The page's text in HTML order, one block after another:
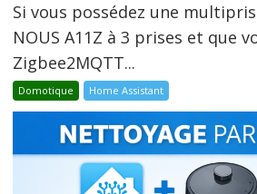
Si vous possédez une
NOUS A11Z à 3 prises et que
Zigbee2MQTT...
Domotique Home Assistant